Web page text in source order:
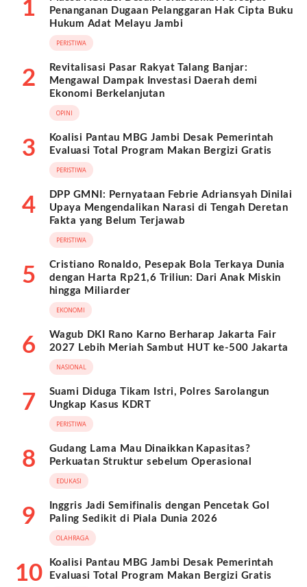
1
Penanganan Dugaan Pelanggaran Hak Cipta Buku
Hukum Adat Melayu Jambi
PERISTIWA
2
Revitalisasi Pasar Rakyat Talang Banjar:
Mengawal Dampak Investasi Daerah demi
Ekonomi Berkelanjutan
OPINI
3
Koalisi Pantau MBG Jambi Desak Pemerintah
Evaluasi Total Program Makan Bergizi Gratis
PERISTIWA
4
DPP GMNI: Pernyataan Febrie Adriansyah Dinilai
Upaya Mengendalikan Narasi di Tengah Deretan
Fakta yang Belum Terjawab
PERISTIWA
5
Cristiano Ronaldo, Pesepak Bola Terkaya Dunia
dengan Harta Rp21,6 Triliun: Dari Anak Miskin
hingga Miliarder
EKONOMI
6
Wagub DKI Rano Karno Berharap Jakarta Fair
2027 Lebih Meriah Sambut HUT ke-500 Jakarta
NASIONAL
7
Suami Diduga Tikam Istri, Polres Sarolangun
Ungkap Kasus KDRT
PERISTIWA
8
Gudang Lama Mau Dinaikkan Kapasitas?
Perkuatan Struktur sebelum Operasional
EDUKASI
9
Inggris Jadi Semifinalis dengan Pencetak Gol
Paling Sedikit di Piala Dunia 2026
OLAHRAGA
10
Koalisi Pantau MBG Jambi Desak Pemerintah
Evaluasi Total Program Makan Bergizi Gratis